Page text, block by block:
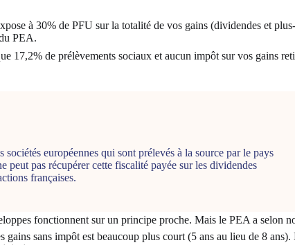
à 30% de PFU sur la totalité de vos gains (dividendes et plus-
PEA.
17,2% de prélèvements sociaux et aucun impôt sur vos gains
européennes qui sont prélevés à la source par le pays
peut pas récupérer cette fiscalité payée sur les dividendes
françaises.
fonctionnent sur un principe proche. Mais le PEA a selon
sans impôt est beaucoup plus court (5 ans au lieu de 8 ans).